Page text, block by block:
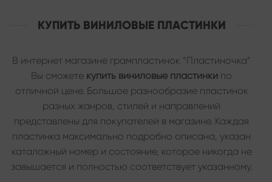
КУПИТЬ ВИНИЛОВЫЕ ПЛАСТИНКИ
В интернет магазине грампластинок “Пластиночка”
Вы сможете купить виниловые пластинки по
отличной цене. Большое разнообразие пластинок
разных жанров, стилей и направлений
представлены для покупателей в магазине. Каждая
пластинка максимально подробно описана, указан
каталожный номер и состояние, которое никогда не
завышается и полностью соответствует указанному.